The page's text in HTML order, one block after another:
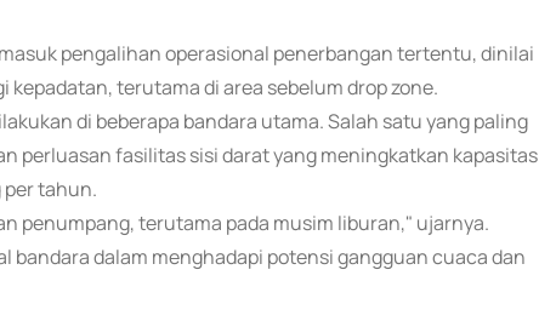
pengalihan operasional penerbangan tertentu, dinilai
terutama di area sebelum drop zone.
di beberapa bandara utama. Salah satu yang paling
perluasan fasilitas sisi darat yang meningkatkan kapasitas
per tahun.
penumpang, terutama pada musim liburan," ujarnya.
dalam menghadapi potensi gangguan cuaca dan